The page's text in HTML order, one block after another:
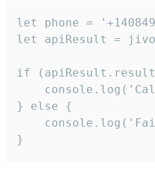
let phone =
let apiResult =
if
} else {
}